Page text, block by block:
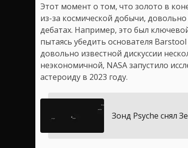
Этот момент о том, что золото в
из-за космической добычи,
дебатах. Например, это был
пытаясь убедить основателя
довольно известной дискуссии
неэкономичной, NASA запустило
астероиду в 2023 году.
Зонд Psyche снял